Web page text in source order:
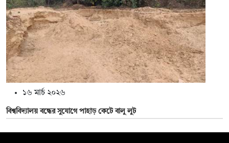
১৬ মার্চ ২০২৬
বিশ্ববিদ্যালয় বন্ধের সুযোগে পাহাড় কেটে বালু লুট